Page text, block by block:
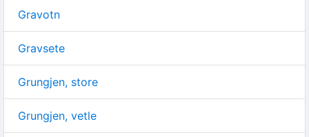
Gravotn
Gravsete
Grungjen, store
Grungjen, vetle